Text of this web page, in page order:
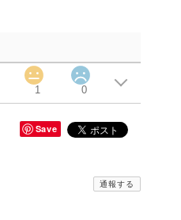
1 0
Save
通報する